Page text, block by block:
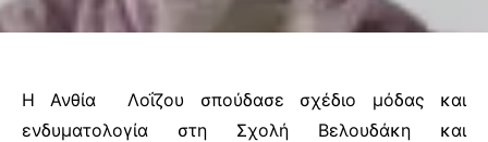
Η Ανθία Λοΐζου σπούδασε σχέδιο μόδας και
ενδυματολογία στη Σχολή Βελουδάκη και